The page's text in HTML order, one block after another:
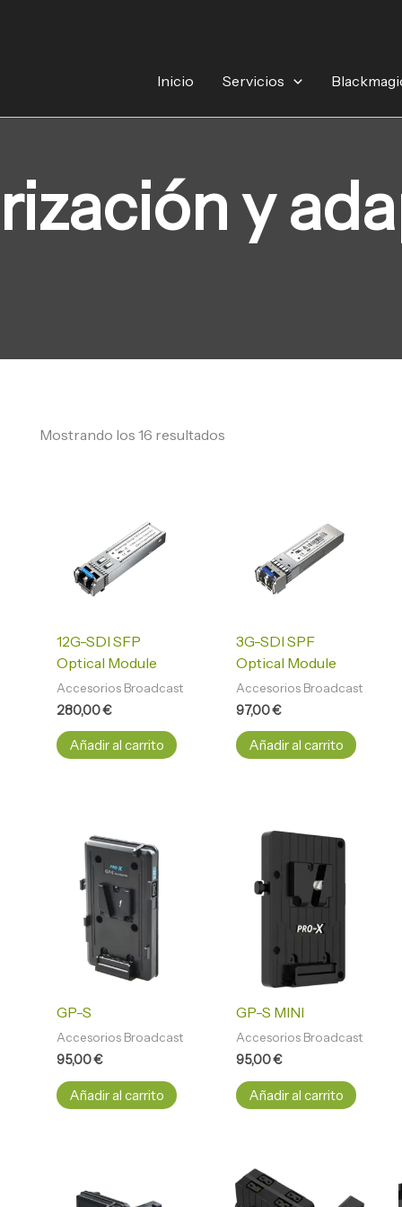
Inicio
Servicios
y
Mostrando los 16 resultados
12G-SDI SFP
Optical Module
Accesorios Broadcast
280,00€
Añadir al carrito
3G-SDI SPF
Optical Module
Accesorios Broadcast
97,00€
Añadir al carrito
GP-S
Accesorios Broadcast
95,00€
Añadir al carrito
GP-S MINI
Accesorios Broadcast
95,00€
Añadir al carrito